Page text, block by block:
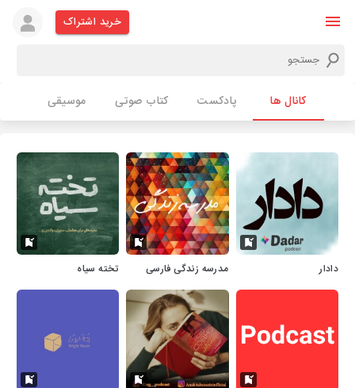
خرید اشتراک
کانال ها پادکست کتاب صوتی موسیقی
دادار مدرسه زندگی فارسی تخته سیاه